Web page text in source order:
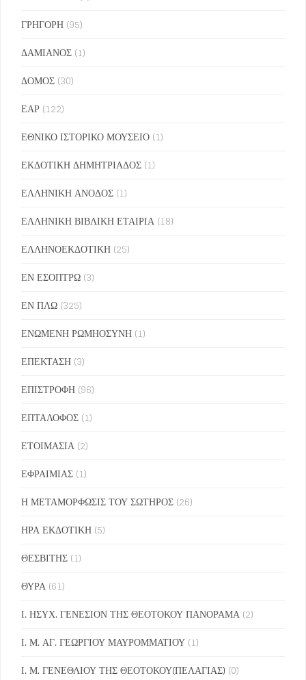
ΓΡΗΓΟΡΗ (95)
ΔΑΜΙΑΝΟΣ (1)
ΔΟΜΟΣ (30)
ΕΑΡ (122)
ΕΘΝΙΚΟ ΙΣΤΟΡΙΚΟ ΜΟΥΣΕΙΟ (1)
ΕΚΔΟΤΙΚΗ ΔΗΜΗΤΡΙΑΔΟΣ (1)
ΕΛΛΗΝΙΚΗ ΑΝΟΔΟΣ (1)
ΕΛΛΗΝΙΚΗ ΒΙΒΛΙΚΗ ΕΤΑΙΡΙΑ (18)
ΕΛΛΗΝΟΕΚΔΟΤΙΚΗ (25)
ΕΝ ΕΣΟΠΤΡΩ (3)
ΕΝ ΠΛΩ (325)
ΕΝΩΜΕΝΗ ΡΩΜΗΟΣΥΝΗ (1)
ΕΠΕΚΤΑΣΗ (3)
ΕΠΙΣΤΡΟΦΗ (96)
ΕΠΤΑΛΟΦΟΣ (1)
ΕΤΟΙΜΑΣΙΑ (2)
ΕΦΡΑΙΜΙΑΣ (1)
Η ΜΕΤΑΜΟΡΦΩΣΙΣ ΤΟΥ ΣΩΤΗΡΟΣ (26)
ΗΡΑ ΕΚΔΟΤΙΚΗ (5)
ΘΕΣΒΙΤΗΣ (1)
ΘΥΡΑ (61)
Ι. ΗΣΥΧ. ΓΕΝΕΣΙΟΝ ΤΗΣ ΘΕΟΤΟΚΟΥ ΠΑΝΟΡΑΜΑ (2)
Ι. Μ. ΑΓ. ΓΕΩΡΓΙΟΥ ΜΑΥΡΟΜΜΑΤΙΟΥ (1)
Ι. Μ. ΓΕΝΕΘΛΙΟΥ ΤΗΣ ΘΕΟΤΟΚΟΥ(ΠΕΛΑΓΙΑΣ) (0)